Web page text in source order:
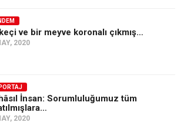
ve bir meyve koronalı çıkmış…
2020
İnsan: Sorumluluğumuz tüm
2020